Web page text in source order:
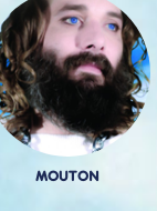
MOUTON